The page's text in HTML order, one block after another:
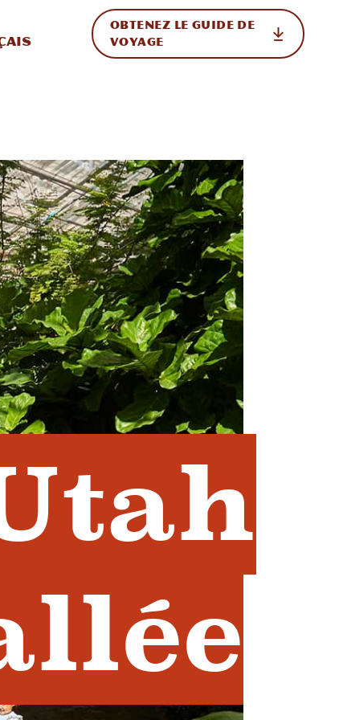
le site
vers l'international
OBTENEZ LE GUIDE DE
VOYAGE